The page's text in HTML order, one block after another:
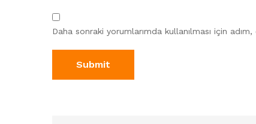
Daha sonraki yorumlarımda kullanılması için